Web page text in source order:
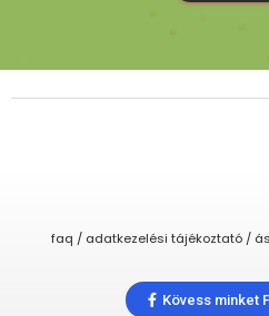
faq / adatkezelési tájékoztató /
Kövess minket